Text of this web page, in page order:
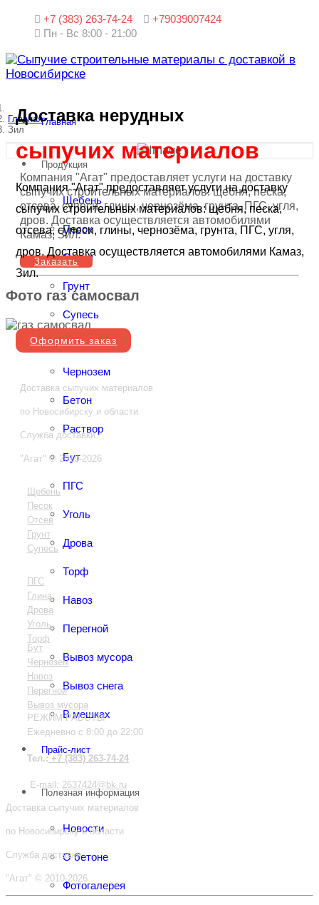
+7 (383) 263-74-24
+79039007424
Пн - Вс 8:00 - 21:00
Главная
Продукция
Щебень
Песок
Отсев
Грунт
Супесь
Глина
Чернозем
Бетон
Раствор
Бут
ПГС
Уголь
Дрова
Торф
Навоз
Перегной
Вывоз мусора
Вывоз снега
В мешках
Прайс-лист
Полезная информация
Новости
О бетоне
Фотогалерея
Главная
Зил
Доставка нерудных
сыпучих материалов
Компания "Агат" предоставляет услуги на доставку
сыпучих строительных материалов: щебня, песка,
отсева, супеси, глины, чернозёма, грунта, ПГС, угля,
дров. Доставка осуществляется автомобилями Камаз,
Зил.
Оформить заказ
Компания "Агат" предоставляет услуги на доставку
сыпучих строительных материалов: щебня, песка,
отсева, супеси, глины, чернозёма, грунта, ПГС, угля,
дров. Доставка осуществляется автомобилями
Камаз, Зил.
Заказать
Фото газ самосвал
Доставка сыпучих материалов
по Новосибирску и области
Служба доставки
"Агат" © 2010-2026
Щебень
Песок
Отсев
Грунт
Супесь
ПГС
Глина
Дрова
Уголь
Торф
Бут
Чернозем
Навоз
Перегной
Вывоз мусора
РЕЖИМ РАБОТЫ
Ежедневно с 8:00 до 22:00
Тел.:+7 (383) 263-74-24
E-mail: 2637424@bk.ru
Доставка сыпучих материалов
по Новосибирску и области
Служба доставки
"Агат" © 2010-2026